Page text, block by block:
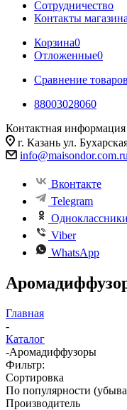
Сотрудничество
Контакты магазина
Корзина0
Отложенные0
Сравнение товаров
88003028060
Контактная информация
г. Казань ул.
info@maisondor.com.ru
Вконтакте
Telegram
Одноклассники
Viber
WhatsApp
Главная
-
Каталог
-Аромадиффузоры
Фильтр:
Сортировка
По популярности
Производитель